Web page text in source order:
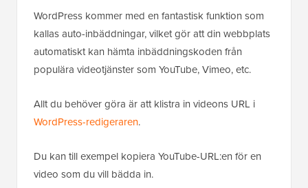
WordPress kommer med en fantastisk funktion som
kallas auto-inbäddningar, vilket gör att din webbplats
automatiskt kan hämta inbäddningskoden från
populära videotjänster som YouTube, Vimeo, etc.
Allt du behöver göra är att klistra in videons URL i
WordPress-redigeraren.
Du kan till exempel kopiera YouTube-URL:en för en
video som du vill bädda in.